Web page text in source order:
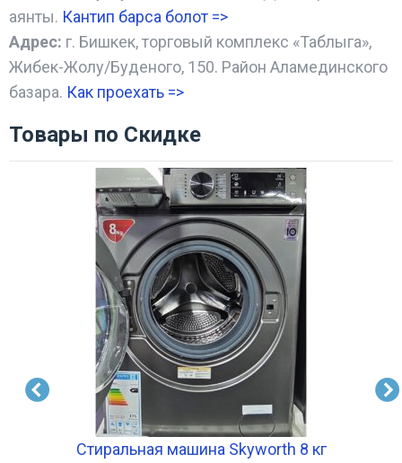
аянты. Кантип барса болот =>
Адрес: г. Бишкек, торговый комплекс «Таблыга»,
Жибек-Жолу/Буденого, 150. Район Аламединского
базара. Как проехать =>
Товары по Скидке
Стиральная машина Skyworth 8 кг